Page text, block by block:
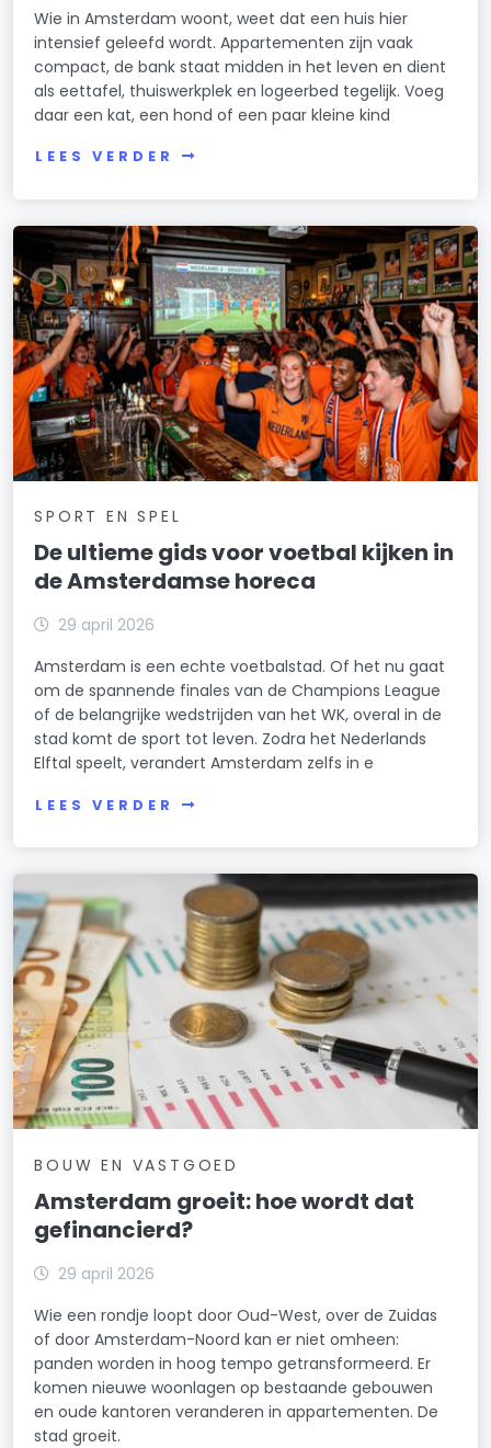
Wie in Amsterdam woont, weet dat een huis hier
intensief geleefd wordt. Appartementen zijn vaak
compact, de bank staat midden in het leven en dient
als eettafel, thuiswerkplek en logeerbed tegelijk. Voeg
daar een kat, een hond of een paar kleine kind
LEES VERDER
SPORT EN SPEL
De ultieme gids voor voetbal kijken in
de Amsterdamse horeca
29 april 2026
Amsterdam is een echte voetbalstad. Of het nu gaat
om de spannende finales van de Champions League
of de belangrijke wedstrijden van het WK, overal in de
stad komt de sport tot leven. Zodra het Nederlands
Elftal speelt, verandert Amsterdam zelfs in e
LEES VERDER
BOUW EN VASTGOED
Amsterdam groeit: hoe wordt dat
gefinancierd?
29 april 2026
Wie een rondje loopt door Oud-West, over de Zuidas
of door Amsterdam-Noord kan er niet omheen:
panden worden in hoog tempo getransformeerd. Er
komen nieuwe woonlagen op bestaande gebouwen
en oude kantoren veranderen in appartementen. De
stad groeit.